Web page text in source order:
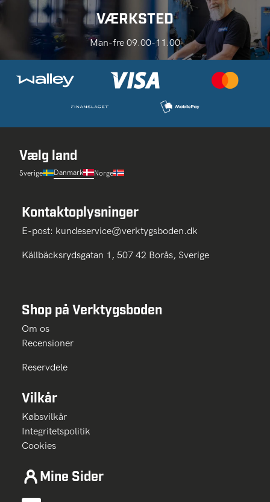
VÆRKSTED
Man-fre 09.00-11.00
Vælg land
Sverige Danmark Norge
Kontaktoplysninger
E-post: kundeservice@verktygsboden.dk
Källbäcksrydsgatan 1, 507 42 Borås, Sverige
Shop på Verktygsboden
Om os
Recensioner
Reservdele
Vilkår
Købsvilkår
Integritetspolitik
Cookies
Mine Sider